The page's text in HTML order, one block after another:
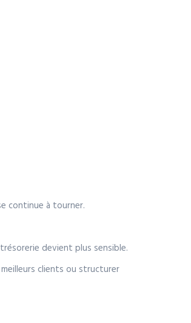
continue à tourner.
devient plus sensible.
clients ou structurer